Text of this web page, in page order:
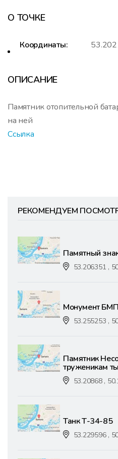
О ТОЧКЕ
Координаты:
ОПИСАНИЕ
Памятник отопительной
на ней
Ссылка
РЕКОМЕНДУЕМ
Памятный
53.206351 ,
Монумент БМП
53.255253 ,
Памятник
труженикам
53.20868 ,
Танк Т-34-85
53.229596 ,